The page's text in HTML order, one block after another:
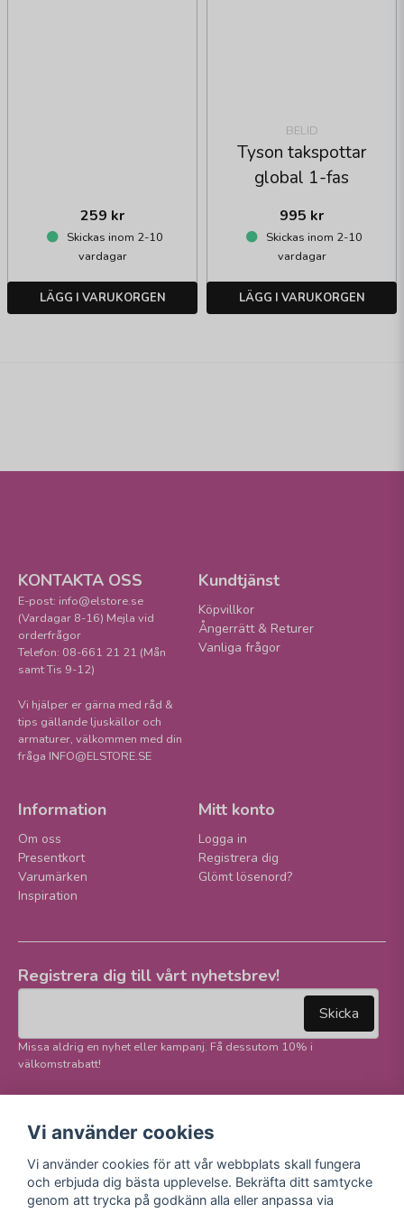
259 kr
Skickas inom 2-10
vardagar
LÄGG I VARUKORGEN
BELID
Tyson takspottar
global 1-fas
995 kr
Skickas inom 2-10
vardagar
LÄGG I VARUKORGEN
KONTAKTA OSS
E-post: info@elstore.se
(Vardagar 8-16) Mejla vid
orderfrågor
Telefon: 08-661 21 21 (Mån
samt Tis 9-12)
Vi hjälper er gärna med råd &
tips gällande ljuskällor och
armaturer, välkommen med din
fråga INFO@ELSTORE.SE
Kundtjänst
Köpvillkor
Ångerrätt & Returer
Vanliga frågor
Information
Om oss
Presentkort
Varumärken
Inspiration
Mitt konto
Logga in
Registrera dig
Glömt lösenord?
Registrera dig till vårt nyhetsbrev!
Skicka
Missa aldrig en nyhet eller kampanj. Få dessutom 10% i
välkomstrabatt!
sociala medier!
Facebook
Instagram
E-handel
Vi använder cookies
Vi använder cookies för att vår webbplats skall fungera
och erbjuda dig bästa upplevelse. Bekräfta ditt samtycke
genom att trycka på godkänn alla eller anpassa via